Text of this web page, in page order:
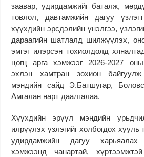
заавар, удирдамжийг баталж,
товлол, давтамжийн дагуу
хүүхдийн эрсдэлийн үнэлгээ,
дараагийн шатлалд шилжүүлэх,
эмгэг илэрсэн тохиолдолд
цогц арга хэмжээг 2026-2027
эхлэн хамтран зохион
мэндийн сайд Э.Батшугар,
Амгалан нарт даалгалаа.
Хүүхдийн эрүүл мэндийн
илрүүлэх үзлэгийг холбогдох хууль
удирдамжийн дагуу харьяалах
хэмжээнд чанартай,